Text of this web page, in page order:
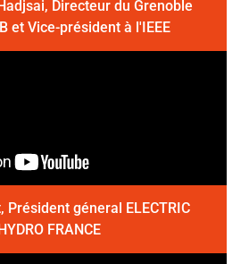
Directeur du Grenoble
et Vice-président à l'IEEE
Président géneral ELECTRIC
FRANCE